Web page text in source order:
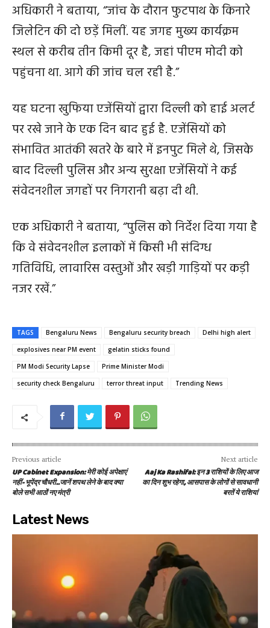
अधिकारी ने बताया, “जांच के दौरान फुटपाथ के किनारे
जिलेटिन की दो छड़ें मिलीं. यह जगह मुख्य कार्यक्रम
स्थल से करीब तीन किमी दूर है, जहां पीएम मोदी को
पहुंचना था. आगे की जांच चल रही है.”
यह घटना खुफिया एजेंसियों द्वारा दिल्ली को हाई अलर्ट
पर रखे जाने के एक दिन बाद हुई है. एजेंसियों को
संभावित आतंकी खतरे के बारे में इनपुट मिले थे, जिसके
बाद दिल्ली पुलिस और अन्य सुरक्षा एजेंसियों ने कई
संवेदनशील जगहों पर निगरानी बढ़ा दी थी.
एक अधिकारी ने बताया, “पुलिस को निर्देश दिया गया है
कि वे संवेदनशील इलाकों में किसी भी संदिग्ध
गतिविधि, लावारिस वस्तुओं और खड़ी गाड़ियों पर कड़ी
नजर रखें.”
TAGS Bengaluru News Bengaluru security breach
Delhi high alert
explosives near PM event
gelatin sticks found
PM Modi Security Lapse
Prime Minister Modi
security check Bengaluru
terror threat input Trending News
Previous article
UP Cabinet Expansion: मेरी कोई अपेक्षाएं
नहीं- भूपेंद्र चौधरी..जानें शपथ लेने के बाद क्या
बोले सभी आठों नए मंत्री
Next article
Aaj Ka Rashifal: इन 3 राशियों के लिए आज
का दिन शुभ रहेगा, आसपास के लोगों से सावधानी
बरतें ये राशियां
Latest News